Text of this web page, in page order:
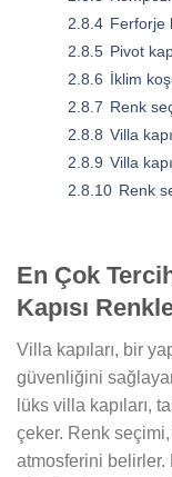
2.8.4 Ferforje
2.8.5 Pivot
2.8.6 İklim
2.8.7 Renk
2.8.8 Villa
2.8.9 Villa
2.8.10 Renk
En Çok
Kapısı
Villa kapıları, bir
güvenliğini
lüks villa kapıları,
çeker. Renk seçimi,
atmosferini